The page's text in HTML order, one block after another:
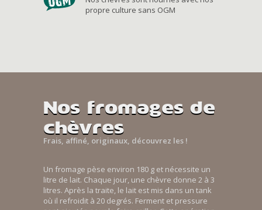
propre culture sans OGM
Nos fromages de
chèvres
Frais, affiné, originaux, découvrez les !
Un fromage pèse environ 180 g et nécessite un
litre de lait. Chaque jour, une chèvre donne 2 à 3
litres. Après la traite, le lait est mis dans un tank
où il refroidit à 20 degrés. Ferment et pressure